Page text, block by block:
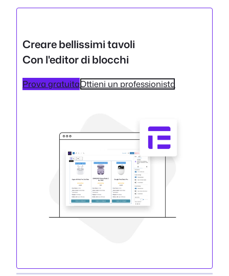
Creare bellissimi tavoli
Con l'editor di blocchi
Prova gratuitaOttieni un professionista